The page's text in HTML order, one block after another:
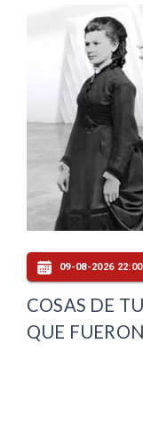
09-08-2026 22:00
COSAS DE
QUE